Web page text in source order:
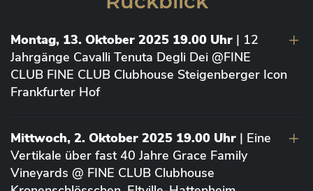
Montag, 13. Oktober 2025 19.00 Uhr | 12
Jahrgänge Cavalli Tenuta Degli Dei @FINE
CLUB FINE CLUB Clubhouse Steigenberger Icon
Frankfurter Hof
Mittwoch, 2. Oktober 2025 19.00 Uhr | Eine
Vertikale über fast 40 Jahre Grace Family
Vineyards @ FINE CLUB Clubhouse